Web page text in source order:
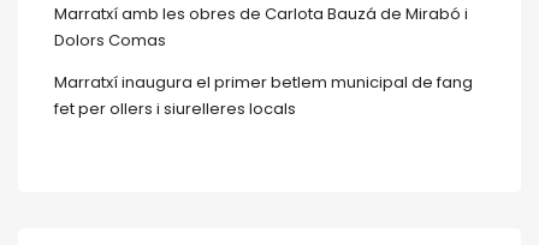
Marratxí amb les obres de Carlota Bauzá de Mirabó i
Dolors Comas
Marratxí inaugura el primer betlem municipal de fang
fet per ollers i siurelleres locals